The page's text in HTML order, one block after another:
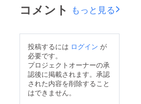
コメント もっと見る
投稿するには ログイン が
必要です。
プロジェクトオーナーの承
認後に掲載されます。承認
された内容を削除すること
はできません。